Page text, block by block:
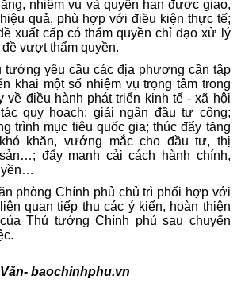
nhiệm vụ và quyền hạn được giao,
quả, phù hợp với điều kiện thực tế;
xuất cấp có thẩm quyền chỉ đạo xử lý
vượt thẩm quyền.
tướng yêu cầu các địa phương cần tập
khai một số nhiệm vụ trọng tâm trong
về điều hành phát triển kinh tế - xã hội
quy hoạch; giải ngân đầu tư công;
trình mục tiêu quốc gia; thúc đẩy tăng
khăn, vướng mắc cho đầu tư, thị
đẩy mạnh cải cách hành chính,
phòng Chính phủ chủ trì phối hợp với
quan tiếp thu các ý kiến, hoàn thiện
Thủ tướng Chính phủ sau chuyến
baochinhphu.vn